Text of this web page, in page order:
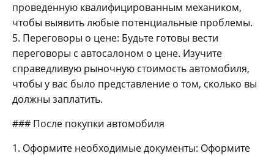
проведенную квалифицированным механиком,
чтобы выявить любые потенциальные проблемы.
5. Переговоры о цене: Будьте готовы вести
переговоры с автосалоном о цене. Изучите
справедливую рыночную стоимость автомобиля,
чтобы у вас было представление о том, сколько вы
должны заплатить.
### После покупки автомобиля
1. Оформите необходимые документы: Оформите